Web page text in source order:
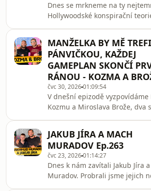
Dnes se mrkneme na ty
Hollywoodské konspirační
je naopak naprostá blbost?
MANŽELKA BY MĚ
PÁNVIČKOU, KAŽDEJ
GAMEPLAN SKONČÍ
RÁNOU - KOZMA A
čvc 30, 202601:09:54
V dnešní epizodě vyzpovídáme
Kozmu a Miroslava Brože, dva
jsme jejich přípravy, názor na
organizace ale i to, proč se bojí
manželek.
JAKUB JÍRA A MACH
MURADOV Ep.263
čvc 23, 202601:14:27
Dnes k nám zavítali Jakub Jíra
Muradov. Probrali jsme jejich